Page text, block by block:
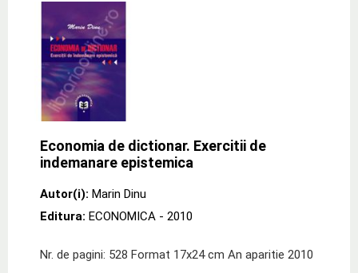
Economia de dictionar. Exercitii de
indemanare epistemica
Autor(i): Marin Dinu
Editura: ECONOMICA - 2010
Nr. de pagini: 528 Format 17x24 cm An aparitie 2010